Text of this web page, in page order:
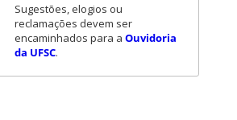
Sugestões, elogios ou
reclamações devem ser
encaminhados para a Ouvidoria
da UFSC.